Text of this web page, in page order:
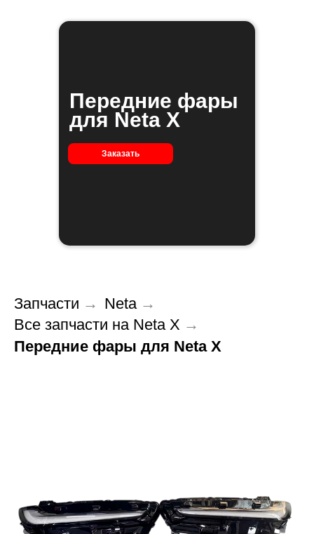
Передние фары
для Neta X
Заказать
Запчасти → Neta →
Все запчасти на Neta X →
Передние фары для Neta X